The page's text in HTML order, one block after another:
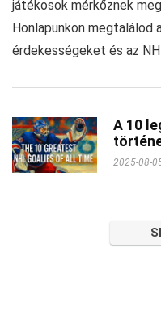
játékosok mérkőznek
Honlapunkon megtalálod
érdekességeket és az
A 10
2025-08-